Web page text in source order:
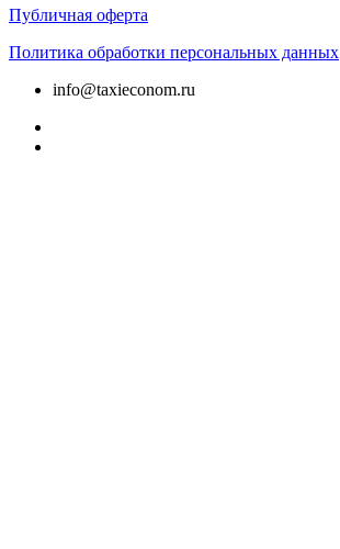
Публичная оферта
Политика обработки персональных данных
info@taxieconom.ru